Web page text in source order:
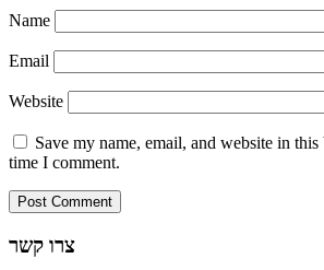
Name
Email
Website
Save my name, email, and website in
time I comment.
צרו קשר